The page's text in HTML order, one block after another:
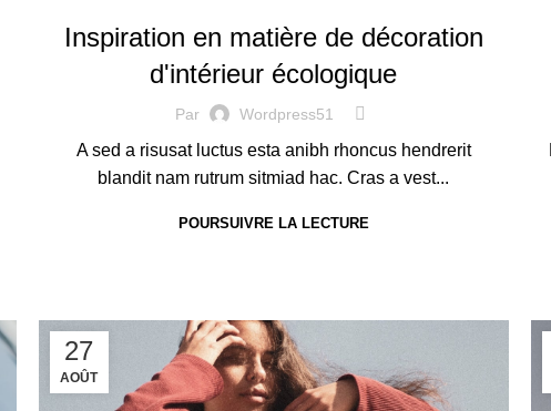
Inspiration en matière de décoration
d'intérieur écologique
Par Wordpress51
A sed a risusat luctus esta anibh rhoncus hendrerit
blandit nam rutrum sitmiad hac. Cras a vest...
POURSUIVRE LA LECTURE
27
AOÛT